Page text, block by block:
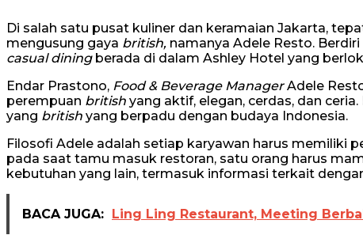
Di salah satu pusat kuliner dan keramaian Jakarta,
mengusung gaya british, namanya Adele Resto.
casual dining berada di dalam Ashley Hotel yang
Endar Prastono, Food & Beverage ManagerAdele
perempuan british yang aktif, elegan, cerdas, dan
yang british yang berpadu dengan budaya Indonesia.
Filosofi Adele adalah setiap karyawan harus memiliki
pada saat tamu masuk restoran, satu orang harus
kebutuhan yang lain, termasuk informasi terkait
BACA JUGA: Ling Ling Restaurant, Meeting